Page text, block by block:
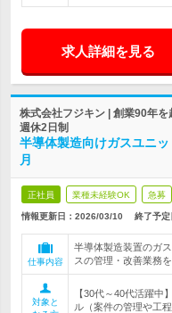
求人詳細を見る
株式会社フジキン | 創業90年
週休2日制
半導体製造向けガスユニ
月
正社員 業種未経験OK 急募
情報更新日：2026/03/10 終了予定
仕事内容
半導体製造装置のガ
スの管理・改善業務
対象と
【30代～40代活躍
ル（案件の管理や工